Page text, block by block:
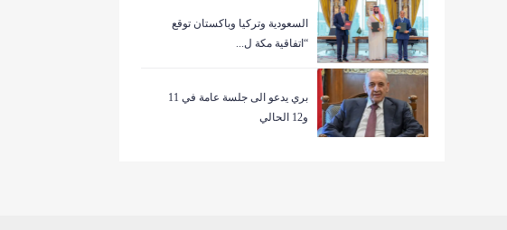
السعودية وتركيا وباكستان توقع
“اتفاقية مكة ل...
بري يدعو الى جلسة عامة في 11
و12 الحالي